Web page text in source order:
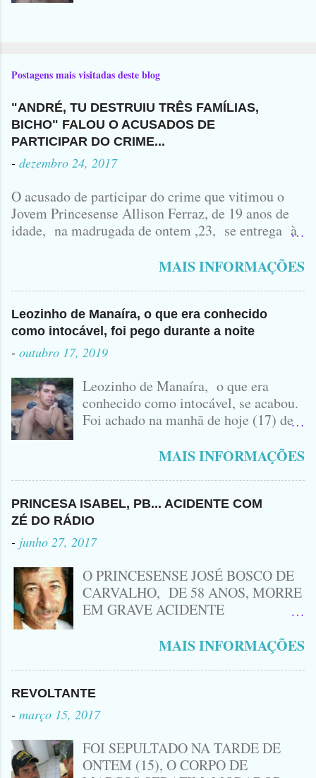
Postagens mais visitadas deste blog
"ANDRÉ, TU DESTRUIU TRÊS FAMÍLIAS,
BICHO" FALOU O ACUSADOS DE
PARTICIPAR DO CRIME...
- dezembro 24, 2017
O acusado de participar do crime que vitimou o
Jovem Princesense Allison Ferraz, de 19 anos de
idade, na madrugada de ontem ,23, se entrega à
vulgo ( CORRÓ ) falou como tudo aconteceu ...
MAIS INFORMAÇÕES
Leozinho de Manaíra, o que era conhecido
como intocável, foi pego durante a noite
- outubro 17, 2019
Leozinho de Manaíra, o que era
conhecido como intocável, se acabou.
Foi achado na manhã de hoje (17) de
no Sertão da Paraíba, o Lendário
Leozinho . Segundo informações , o
Criminoso Leonardo, 22 anos, foi
atingido com disparo de calibre 12. O
Procurado pela Justiça havia matado
a Namorada dele, Fabrícia Nogueira ,
Peixeira. Ele deu mais de 10 Facadas
na Adolescente.
MAIS INFORMAÇÕES
PRINCESA ISABEL, PB... ACIDENTE COM
ZÉ DO RÁDIO
- junho 27, 2017
O PRINCESENSE JOSÉ BOSCO DE
CARVALHO, DE 58 ANOS, MORRE
EM GRAVE ACIDENTE
CINQUENTINHA SHINERAY E UM
VEÍCULO MONTANA, TRAGÉDIA
ACONTECEU AGORA A TARDE
PRÓXIMO A ENTRADA DE LAGOA
DA CRUZ, A VÍTIMA CONHECIDA
NO LOCAL... ZÉ DO RÁDIO COMO
ERA CONHECIDO TRABALHAVA
MAIS INFORMAÇÕES
REVOLTANTE
- março 15, 2017
FOI SEPULTADO NA TARDE DE
ONTEM (15), O CORPO DE